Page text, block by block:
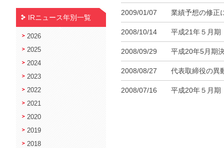
IRニュース年別一覧
2026
2025
2024
2023
2022
2021
2020
2019
2018
2009/01/07 業績予想の修正
2008/10/14 平成21年５月
2008/09/29 平成20年5月期
2008/08/27 代表取締役の異
2008/07/16 平成20年５月